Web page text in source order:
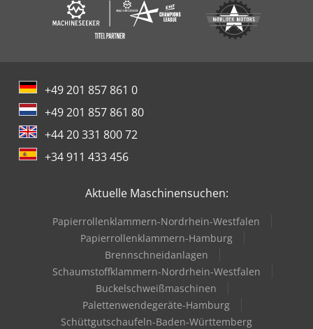
+49 201 857 861 0
+49 201 857 861 80
+44 20 331 800 72
+34 911 433 456
Aktuelle Maschinensuchen:
Papierrollenklammern-Nordrhein-Westfalen
Papierrollenklammern-Hamburg
Brennschneidanlagen
Schaumstoffklammern-Nordrhein-Westfalen
Buckelschweißmaschinen
Palettenwendegeräte-Hamburg
Schüttgutschaufeln-Baden-Württemberg